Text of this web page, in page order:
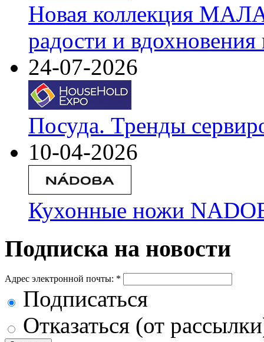
Новая коллекция
радости и
24-07-2026
Посуда. Тренды
10-04-2026
Кухонные ножи
Подписка на новости
Адрес электронной почты: *
Подписаться
Отказаться (от